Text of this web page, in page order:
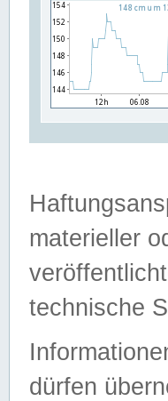
materieller
technische
dürfen